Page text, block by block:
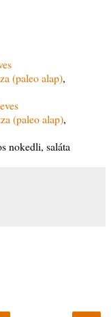
(paleo alap),
(paleo alap),
nokedli, saláta